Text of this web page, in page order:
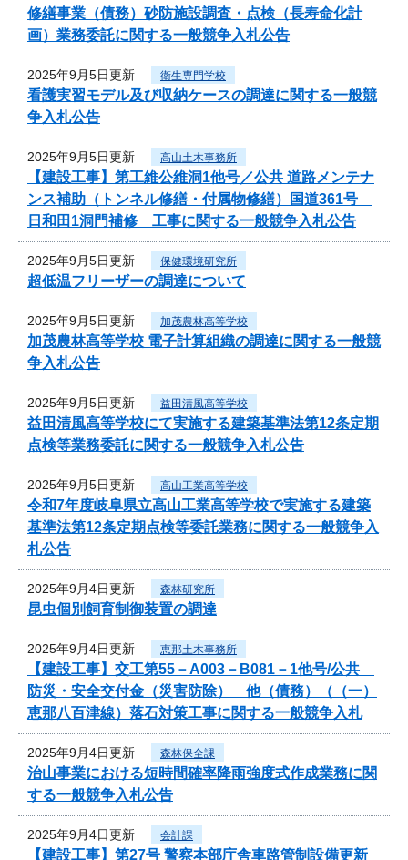
修繕事業（債務）砂防施設調査・点検（長寿命化計
画）業務委託に関する一般競争入札公告
2025年9月5日更新 衛生専門学校
看護実習モデル及び収納ケースの調達に関する一般競
争入札公告
2025年9月5日更新 高山土木事務所
【建設工事】第工維公維洞1他号／公共 道路メンテナ
ンス補助（トンネル修繕・付属物修繕）国道361号
日和田1洞門補修 工事に関する一般競争入札公告
2025年9月5日更新 保健環境研究所
超低温フリーザーの調達について
2025年9月5日更新 加茂農林高等学校
加茂農林高等学校 電子計算組織の調達に関する一般競
争入札公告
2025年9月5日更新 益田清風高等学校
益田清風高等学校にて実施する建築基準法第12条定期
点検等業務委託に関する一般競争入札公告
2025年9月5日更新 高山工業高等学校
令和7年度岐阜県立高山工業高等学校で実施する建築
基準法第12条定期点検等委託業務に関する一般競争入
札公告
2025年9月4日更新 森林研究所
昆虫個別飼育制御装置の調達
2025年9月4日更新 恵那土木事務所
【建設工事】交工第55－A003－B081－1他号/公共
防災・安全交付金（災害防除） 他（債務）（（一）
恵那八百津線）落石対策工事に関する一般競争入札
2025年9月4日更新 森林保全課
治山事業における短時間確率降雨強度式作成業務に関
する一般競争入札公告
2025年9月4日更新 会計課
【建設工事】第27号 警察本部庁舎車路管制設備更新